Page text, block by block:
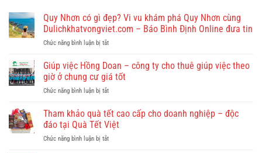
Quy Nhơn có gì đẹp? Vi vu khám phá Quy Nhơn cùng
Dulichkhatvongviet.com – Báo Bình Định Online đưa tin
Chức năng bình luận bị tắtở
Nhơn
có
gì
đẹp?
vu
khám
phá
Quy
Giúp việc Hồng Doan – công ty cho thuê giúp việc theo
giờ ở chung cư giá tốt
Chức năng bình luận bị tắtở
việc
Hồng
Doan
–
Tham khảo quà tết cao cấp cho doanh nghiệp – độc
đáo tại Quà Tết Việt
Chức năng bình luận bị tắtở